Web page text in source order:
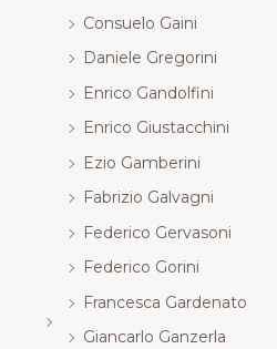
Consuelo Gaini
Daniele Gregorini
Enrico Gandolfini
Enrico Giustacchini
Ezio Gamberini
Fabrizio Galvagni
Federico Gervasoni
Federico Gorini
Francesca Gardenato
Giancarlo Ganzerla